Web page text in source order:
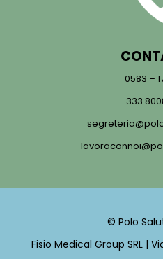
0583 –
333
© Polo
Fisio Medical Group SRL |